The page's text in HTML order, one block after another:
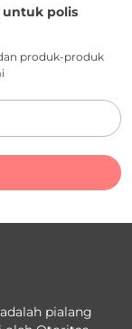
untuk polis
produk-produk
pialang